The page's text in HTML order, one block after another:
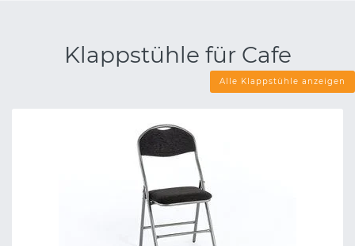
Klappstühle für Cafe
Alle Klappstühle anzeigen